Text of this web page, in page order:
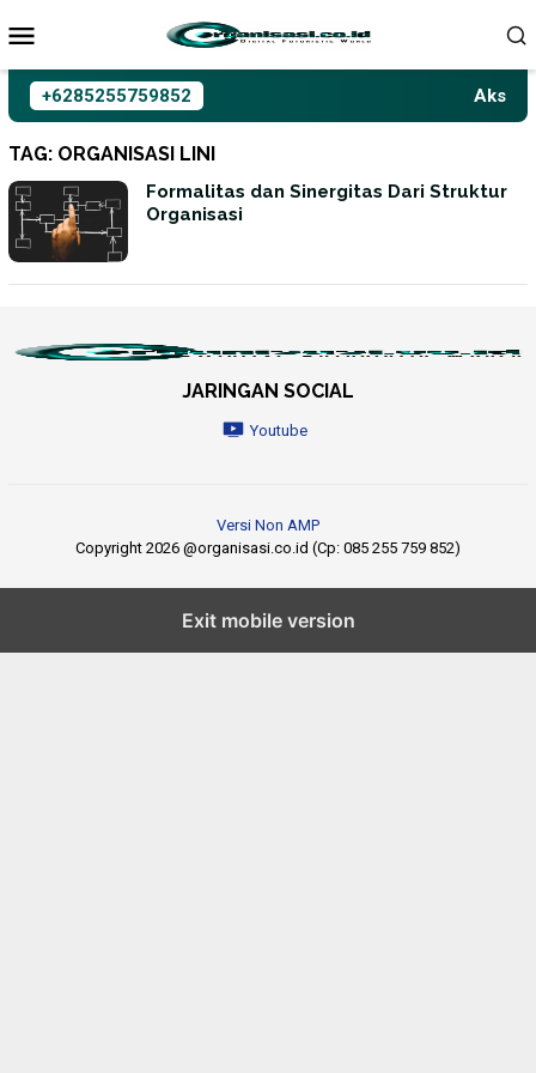
ke
+6285255759852
TAG: ORGANISASI LINI
Formalitas dan Sinergitas Dari Struktur
Organisasi
JARINGAN SOCIAL
Youtube
Versi Non AMP
Copyright 2026 @organisasi.co.id (Cp: 085 255 759 852)
Exit mobile version